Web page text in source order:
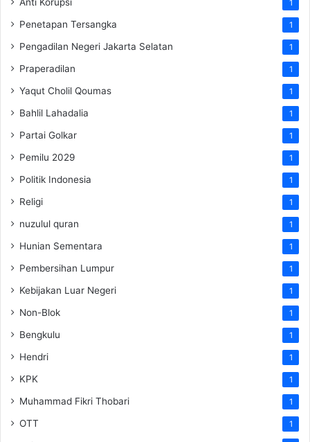
Anti Korupsi 1
Penetapan Tersangka 1
Pengadilan Negeri Jakarta Selatan 1
Praperadilan 1
Yaqut Cholil Qoumas 1
Bahlil Lahadalia 1
Partai Golkar 1
Pemilu 2029 1
Politik Indonesia 1
Religi 1
nuzulul quran 1
Hunian Sementara 1
Pembersihan Lumpur 1
Kebijakan Luar Negeri 1
Non-Blok 1
Bengkulu 1
Hendri 1
KPK 1
Muhammad Fikri Thobari 1
OTT 1